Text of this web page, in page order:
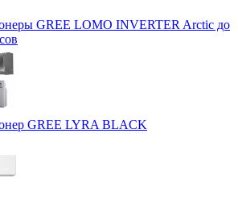
GREE LOMO INVERTER Arctic до
GREE LYRA BLACK